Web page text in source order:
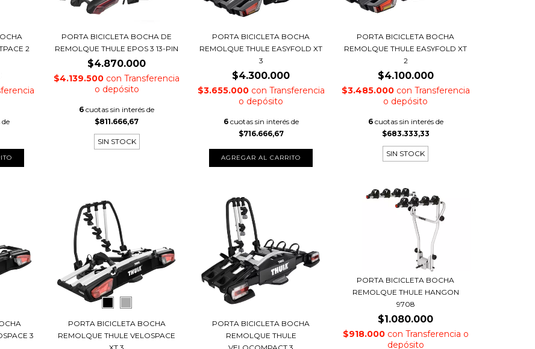
2
PORTA BICICLETA BOCHA DE
REMOLQUE THULE EPOS 3 13-PIN
$4.870.000
$4.139.500 con Transferencia
o depósito
6 cuotas sin interés de
$811.666,67
SIN STOCK
PORTA BICICLETA BOCHA
REMOLQUE THULE EASYFOLD XT
3
$4.300.000
$3.655.000 con Transferencia
o depósito
6 cuotas sin interés de
$716.666,67
PORTA BICICLETA BOCHA
REMOLQUE THULE EASYFOLD XT
2
$4.100.000
$3.485.000 con Transferencia
o depósito
6 cuotas sin interés de
$683.333,33
SIN STOCK
3
PORTA BICICLETA BOCHA
REMOLQUE THULE VELOSPACE
PORTA BICICLETA BOCHA
REMOLQUE THULE
PORTA BICICLETA BOCHA
REMOLQUE THULE HANGON
9708
$1.080.000
$918.000 con Transferencia o
depósito